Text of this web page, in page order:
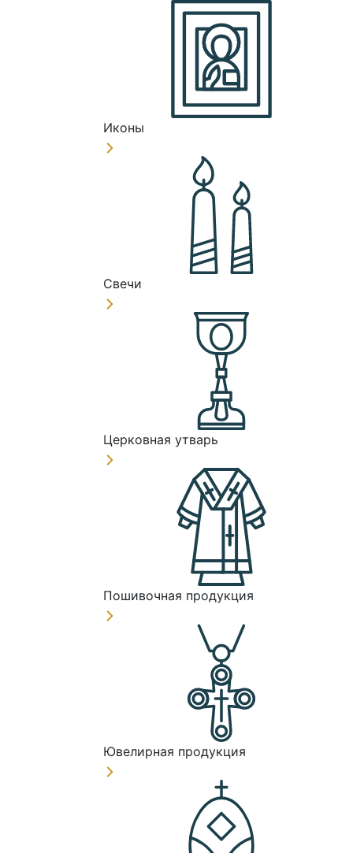
Иконы
Свечи
Церковная утварь
Пошивочная продукция
Ювелирная продукция